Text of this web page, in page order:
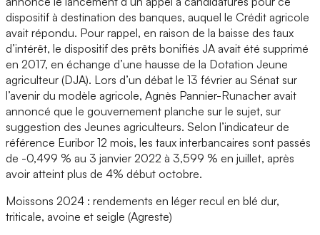
dispositif à destination des banques, auquel le Crédit agricole
avait répondu. Pour rappel, en raison de la baisse des taux
d’intérêt, le dispositif des prêts bonifiés JA avait été supprimé
en 2017, en échange d’une hausse de la Dotation Jeune
agriculteur (DJA). Lors d’un débat le 13 février au Sénat sur
l’avenir du modèle agricole, Agnès Pannier-Runacher avait
annoncé que le gouvernement planche sur le sujet, sur
suggestion des Jeunes agriculteurs. Selon l’indicateur de
référence Euribor 12 mois, les taux interbancaires sont passés
de -0,499 % au 3 janvier 2022 à 3,599 % en juillet, après
avoir atteint plus de 4% début octobre.
Moissons 2024 : rendements en léger recul en blé dur,
triticale, avoine et seigle (Agreste)